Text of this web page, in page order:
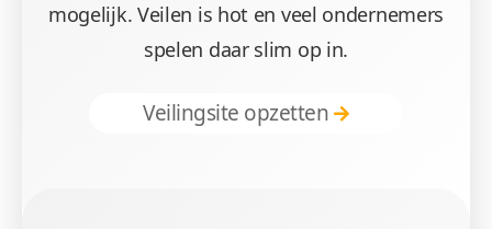
mogelijk. Veilen is hot en veel ondernemers
spelen daar slim op in.
Veilingsite opzetten